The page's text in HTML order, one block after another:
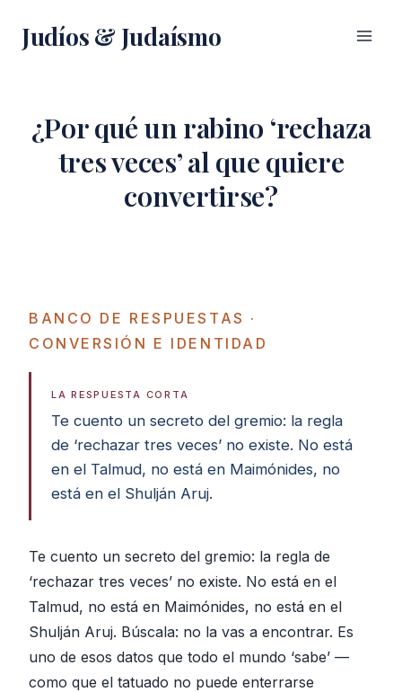
Judíos & Judaísmo
¿Por qué un rabino ‘rechaza
tres veces’ al que quiere
convertirse?
BANCO DE RESPUESTAS ·
CONVERSIÓN E IDENTIDAD
LA RESPUESTA CORTA
Te cuento un secreto del gremio: la regla
de ‘rechazar tres veces’ no existe. No está
en el Talmud, no está en Maimónides, no
está en el Shulján Aruj.
Te cuento un secreto del gremio: la regla de
‘rechazar tres veces’ no existe. No está en el
Talmud, no está en Maimónides, no está en el
Shulján Aruj. Búscala: no la vas a encontrar. Es
uno de esos datos que todo el mundo ‘sabe’ —
como que el tatuado no puede enterrarse